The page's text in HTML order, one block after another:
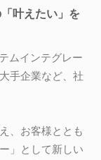
叶えたい」を
ムインテグレー
手企業など、社
、お客様ととも
」として新しい